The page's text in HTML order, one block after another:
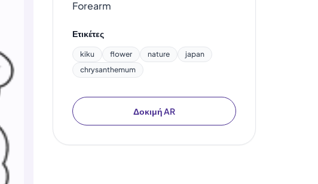
Forearm
Ετικέτες
kiku flower nature
japan
chrysanthemum
Δοκιμή AR